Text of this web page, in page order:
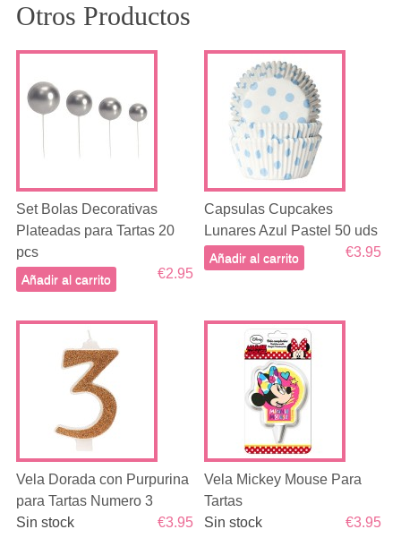
Otros Productos
Set Bolas Decorativas
Plateadas para Tartas 20
pcs
€2.95
Añadir al carrito
Capsulas Cupcakes
Lunares Azul Pastel 50 uds
€3.95
Añadir al carrito
Vela Dorada con Purpurina
para Tartas Numero 3
€3.95
Sin stock
Vela Mickey Mouse Para
Tartas
€3.95
Sin stock